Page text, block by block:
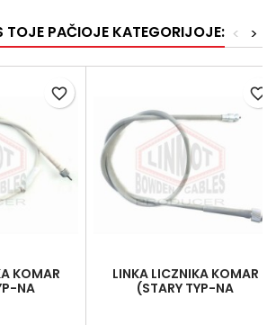
TOJE PAČIOJE KATEGORIJOJE: >
<
KOMAR
NA
favorite_border
LINKA LICZNIKA KOMAR
(STARY TYP-NA
favorite_border